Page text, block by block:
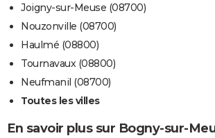
Joigny-sur-Meuse (08700)
Nouzonville (08700)
Haulmé (08800)
Tournavaux (08800)
Neufmanil (08700)
Toutes les villes
En savoir plus sur Bogny-sur-